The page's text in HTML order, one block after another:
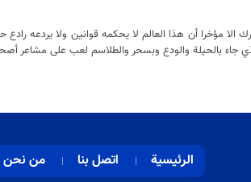
الا مؤخرا أن هذا العالم لا يحكمه قوانين ولا يردعه
جاء بالحيلة والودع وبسحر والطلاسم لعب على مشاعر
الرئيسية اتصل بنا من نحن